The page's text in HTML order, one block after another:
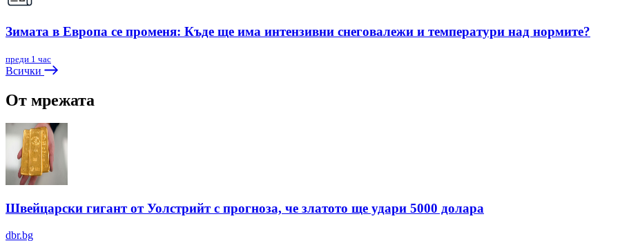
Зимата в Европа се променя: Къде ще има интензивни снеговалежи и температури над нормите?
преди 1 час
Всички
От мрежата
Швейцарски гигант от Уолстрийт с прогноза, че златото ще удари 5000 долара
dbr.bg